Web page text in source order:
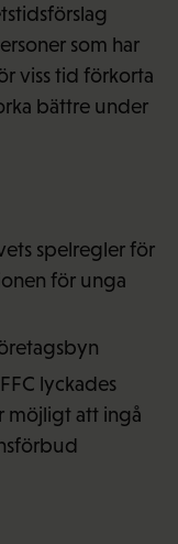
som har
viss tid förkorta
bättre under
spelregler för
för unga
lyckades
möjligt att ingå